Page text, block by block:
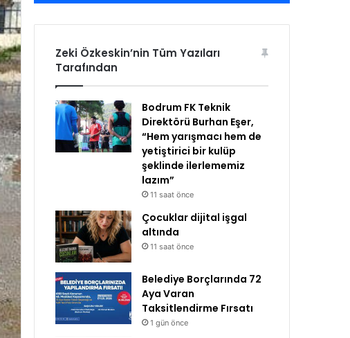
Zeki Özkeskin’nin Tüm Yazıları
Tarafından
Bodrum FK Teknik
Direktörü Burhan Eşer,
“Hem yarışmacı hem de
yetiştirici bir kulüp
şeklinde ilerlememiz
lazım”
11 saat önce
Çocuklar dijital işgal
altında
11 saat önce
Belediye Borçlarında 72
Aya Varan
Taksitlendirme Fırsatı
1 gün önce